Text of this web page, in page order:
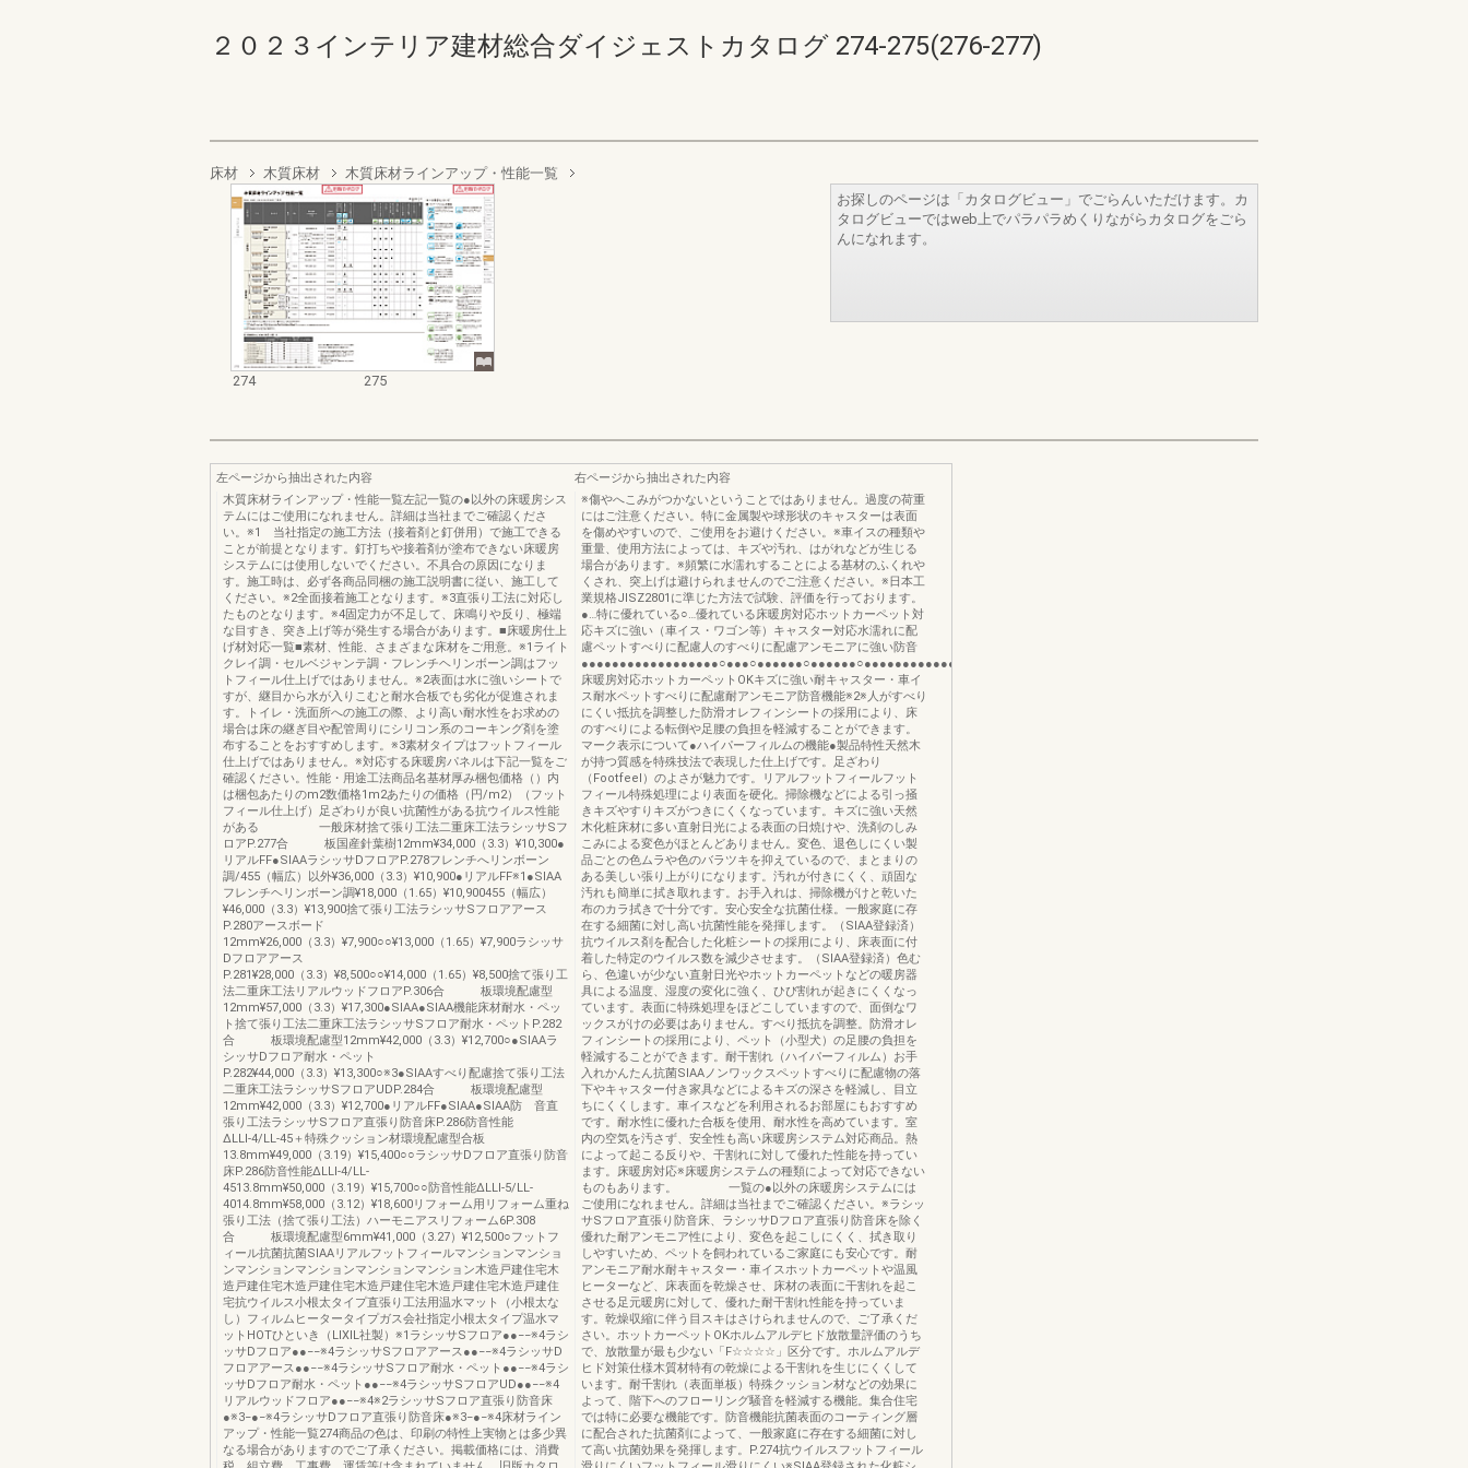
２０２３インテリア建材総合ダイジェストカタログ 274-275(276-277)
床材 木質床材 木質床材ラインアップ・性能一覧
274 275
お探しのページは「カタログビュー」でごらんいただけます。カ
タログビューではweb上でパラパラめくりながらカタログをごら
んになれます。
左ページから抽出された内容
木質床材ラインアップ・性能一覧左記一覧の●以外の床暖房シス
テムにはご使用になれません。詳細は当社までご確認くださ
い。※1 当社指定の施工方法（接着剤と釘併用）で施工できる
ことが前提となります。釘打ちや接着剤が塗布できない床暖房
システムには使用しないでください。不具合の原因になりま
す。施工時は、必ず各商品同梱の施工説明書に従い、施工して
ください。※2全面接着施工となります。※3直張り工法に対応し
たものとなります。※4固定力が不足して、床鳴りや反り、極端
な目すき、突き上げ等が発生する場合があります。■床暖房仕上
げ材対応一覧■素材、性能、さまざまな床材をご用意。※1ライト
クレイ調・セルベジャンテ調・フレンチヘリンボーン調はフッ
トフィール仕上げではありません。※2表面は水に強いシートで
すが、継目から水が入りこむと耐水合板でも劣化が促進されま
す。トイレ・洗面所への施工の際、より高い耐水性をお求めの
場合は床の継ぎ目や配管周りにシリコン系のコーキング剤を塗
布することをおすすめします。※3素材タイプはフットフィール
仕上げではありません。※対応する床暖房パネルは下記一覧をご
確認ください。性能・用途工法商品名基材厚み梱包価格（）内
は梱包あたりのm2数価格1m2あたりの価格（円/m2）（フット
フィール仕上げ）足ざわりが良い抗菌性がある抗ウイルス性能
がある 一般床材捨て張り工法二重床工法ラシッサSフ
ロアP.277合 板国産針葉樹12mm¥34,000（3.3）¥10,300●
リアルFF●SIAAラシッサDフロアP.278フレンチへリンボーン
調/455（幅広）以外¥36,000（3.3）¥10,900●リアルFF※1●SIAA
フレンチヘリンボーン調¥18,000（1.65）¥10,900455（幅広）
¥46,000（3.3）¥13,900捨て張り工法ラシッサSフロアアース
P.280アースボード
12mm¥26,000（3.3）¥7,900○○¥13,000（1.65）¥7,900ラシッサ
Dフロアアース
P.281¥28,000（3.3）¥8,500○○¥14,000（1.65）¥8,500捨て張り工
法二重床工法リアルウッドフロアP.306合 板環境配慮型
12mm¥57,000（3.3）¥17,300●SIAA●SIAA機能床材耐水・ペッ
ト捨て張り工法二重床工法ラシッサSフロア耐水・ペットP.282
合 板環境配慮型12mm¥42,000（3.3）¥12,700○●SIAAラ
シッサDフロア耐水・ペット
P.282¥44,000（3.3）¥13,300○※3●SIAAすべり配慮捨て張り工法
二重床工法ラシッサSフロアUDP.284合 板環境配慮型
12mm¥42,000（3.3）¥12,700●リアルFF●SIAA●SIAA防 音直
張り工法ラシッサSフロア直張り防音床P.286防音性能
ΔLLⅠ-4/LL-45＋特殊クッション材環境配慮型合板
13.8mm¥49,000（3.19）¥15,400○○ラシッサDフロア直張り防音
床P.286防音性能ΔLLⅠ-4/LL-
4513.8mm¥50,000（3.19）¥15,700○○防音性能ΔLLⅠ-5/LL-
4014.8mm¥58,000（3.12）¥18,600リフォーム用リフォーム重ね
張り工法（捨て張り工法）ハーモニアスリフォーム6P.308
合 板環境配慮型6mm¥41,000（3.27）¥12,500○フットフ
ィール抗菌抗菌SIAAリアルフットフィールマンションマンショ
ンマンションマンションマンションマンション木造戸建住宅木
造戸建住宅木造戸建住宅木造戸建住宅木造戸建住宅木造戸建住
宅抗ウイルス小根太タイプ直張り工法用温水マット（小根太な
し）フィルムヒータータイプガス会社指定小根太タイプ温水マ
ットHOTひといき（LIXIL社製）※1ラシッサSフロア●●−−※4ラシ
ッサDフロア●●−−※4ラシッサSフロアアース●●−−※4ラシッサD
フロアアース●●−−※4ラシッサSフロア耐水・ペット●●−−※4ラシ
ッサDフロア耐水・ペット●●−−※4ラシッサSフロアUD●●−−※4
リアルウッドフロア●●−−※4※2ラシッサSフロア直張り防音床
●※3−●−※4ラシッサDフロア直張り防音床●※3−●−※4床材ライン
アップ・性能一覧274商品の色は、印刷の特性上実物とは多少異
なる場合がありますのでご了承ください。掲載価格には、消費
右ページから抽出された内容
※傷やへこみがつかないということではありません。過度の荷重
にはご注意ください。特に金属製や球形状のキャスターは表面
を傷めやすいので、ご使用をお避けください。※車イスの種類や
重量、使用方法によっては、キズや汚れ、はがれなどが生じる
場合があります。※頻繁に水濡れすることによる基材のふくれや
くされ、突上げは避けられませんのでご注意ください。※日本工
業規格JISZ2801に準じた方法で試験、評価を行っております。
●…特に優れている○…優れている床暖房対応ホットカーペット対
応キズに強い（車イス・ワゴン等）キャスター対応水濡れに配
慮ペットすべりに配慮人のすべりに配慮アンモニアに強い防音
●●●●●●●●●●●●●●●●●●○●●●○●●●●●●○●●●●●●○●●●●●●●●●●●●○●●
床暖房対応ホットカーペットOKキズに強い耐キャスター・車イ
ス耐水ペットすべりに配慮耐アンモニア防音機能※2※人がすべり
にくい抵抗を調整した防滑オレフィンシートの採用により、床
のすべりによる転倒や足腰の負担を軽減することができます。
マーク表示について●ハイパーフィルムの機能●製品特性天然木
が持つ質感を特殊技法で表現した仕上げです。足ざわり
（Footfeel）のよさが魅力です。リアルフットフィールフット
フィール特殊処理により表面を硬化。掃除機などによる引っ掻
きキズやすりキズがつきにくくなっています。キズに強い天然
木化粧床材に多い直射日光による表面の日焼けや、洗剤のしみ
こみによる変色がほとんどありません。変色、退色しにくい製
品ごとの色ムラや色のバラツキを抑えているので、まとまりの
ある美しい張り上がりになります。汚れが付きにくく、頑固な
汚れも簡単に拭き取れます。お手入れは、掃除機がけと乾いた
布のカラ拭きで十分です。安心安全な抗菌仕様。一般家庭に存
在する細菌に対し高い抗菌性能を発揮します。（SIAA登録済）
抗ウイルス剤を配合した化粧シートの採用により、床表面に付
着した特定のウイルス数を減少させます。（SIAA登録済）色む
ら、色違いが少ない直射日光やホットカーペットなどの暖房器
具による温度、湿度の変化に強く、ひび割れが起きにくくなっ
ています。表面に特殊処理をほどこしていますので、面倒なワ
ックスがけの必要はありません。すべり抵抗を調整。防滑オレ
フィンシートの採用により、ペット（小型犬）の足腰の負担を
軽減することができます。耐干割れ（ハイパーフィルム）お手
入れかんたん抗菌SIAAノンワックスペットすべりに配慮物の落
下やキャスター付き家具などによるキズの深さを軽減し、目立
ちにくくします。車イスなどを利用されるお部屋にもおすすめ
です。耐水性に優れた合板を使用、耐水性を高めています。室
内の空気を汚さず、安全性も高い床暖房システム対応商品。熱
によって起こる反りや、干割れに対して優れた性能を持ってい
ます。床暖房対応※床暖房システムの種類によって対応できない
ものもあります。 一覧の●以外の床暖房システムには
ご使用になれません。詳細は当社までご確認ください。※ラシッ
サSフロア直張り防音床、ラシッサDフロア直張り防音床を除く
優れた耐アンモニア性により、変色を起こしにくく、拭き取り
しやすいため、ペットを飼われているご家庭にも安心です。耐
アンモニア耐水耐キャスター・車イスホットカーペットや温風
ヒーターなど、床表面を乾燥させ、床材の表面に干割れを起こ
させる足元暖房に対して、優れた耐干割れ性能を持っていま
す。乾燥収縮に伴う目スキはさけられませんので、ご了承くだ
さい。ホットカーペットOKホルムアルデヒド放散量評価のうち
で、放散量が最も少ない「F☆☆☆☆」区分です。ホルムアルデ
ヒド対策仕様木質材特有の乾燥による干割れを生じにくくして
います。耐千割れ（表面単板）特殊クッション材などの効果に
よって、階下へのフローリング騒音を軽減する機能。集合住宅
では特に必要な機能です。防音機能抗菌表面のコーティング層
に配合された抗菌剤によって、一般家庭に存在する細菌に対し
て高い抗菌効果を発揮します。P.274抗ウイルスフットフィール